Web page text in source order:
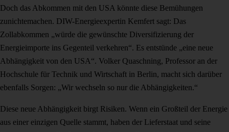
Doch das Abkommen mit den USA könnte diese Bemühungen
zunichtemachen. DIW-Energieexpertin Kemfert sagt: Das
Zollabkommen „würde die gewünschte Diversifizierung der
Energieimporte ins Gegenteil verkehren“. Es entstünde „eine neue
Abhängigkeit von den USA“. Volker Quaschning, Professor an der
Hochschule für Technik und Wirtschaft in Berlin, macht sich darüber
ebenfalls Sorgen: „Wir wechseln so nur die Abhängigkeiten.“
Diese neue Abhängigkeit birgt Risiken. Wenn ein Großteil der Energie
aus einer einzigen Quelle stammt, haben der Lieferstaat und seine